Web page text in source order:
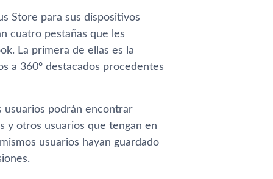
Store para sus dispositivos
cuatro pestañas que les
La primera de ellas es la
a 360º destacados procedentes
usuarios podrán encontrar
y otros usuarios que tengan en
usuarios hayan guardado